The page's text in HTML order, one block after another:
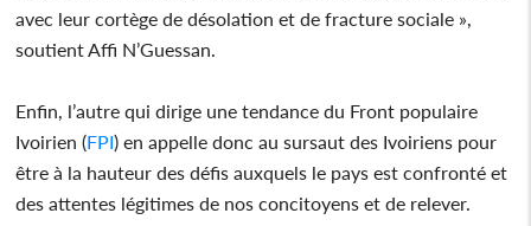
avec leur cortège de désolation et de fracture sociale »,
soutient Affi N’Guessan.
Enfin, l’autre qui dirige une tendance du Front populaire
Ivoirien (FPI) en appelle donc au sursaut des Ivoiriens pour
être à la hauteur des défis auxquels le pays est confronté et
des attentes légitimes de nos concitoyens et de relever.